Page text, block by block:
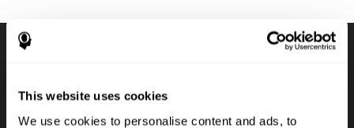
This website uses cookies
We use cookies to personalise content and ads, toرقمية